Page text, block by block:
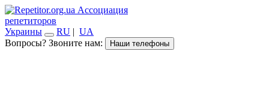
Ассоциация
репетиторов
Украины
RU | UA
Вопросы? Звоните нам:
Наши телефоны